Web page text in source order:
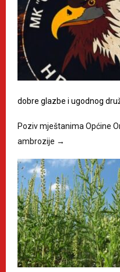
dobre glazbe i ugodnog
Poziv mještanima Općine
ambrozije →